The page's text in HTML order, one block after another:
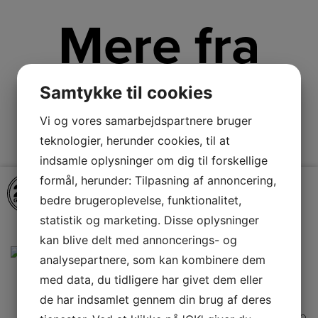
Mere fra
Versa
Samtykke til cookies
Vi og vores samarbejdspartnere bruger
teknologier, herunder cookies, til at
indsamle oplysninger om dig til forskellige
formål, herunder: Tilpasning af annoncering,
bedre brugeroplevelse, funktionalitet,
statistik og marketing. Disse oplysninger
kan blive delt med annoncerings- og
analysepartnere, som kan kombinere dem
med data, du tidligere har givet dem eller
de har indsamlet gennem din brug af deres